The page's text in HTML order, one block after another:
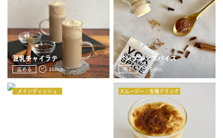
JOURNAL
レビュー
豆乳チャイラテ
温める 10min.
パンプキンスパイス
挽く 5min.
メインディッシュ スムージー・各種ドリンク